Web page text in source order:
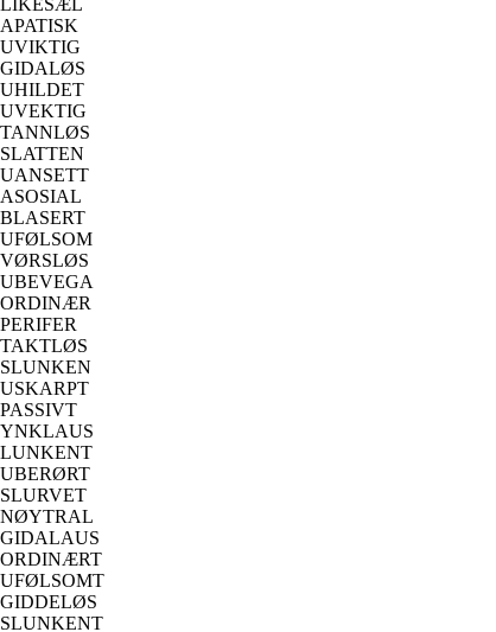
APATISK
UVIKTIG
GIDALØS
UHILDET
UVEKTIG
TANNLØS
SLATTEN
UANSETT
ASOSIAL
BLASERT
UFØLSOM
VØRSLØS
UBEVEGA
ORDINÆR
PERIFER
TAKTLØS
SLUNKEN
USKARPT
PASSIVT
YNKLAUS
LUNKENT
UBERØRT
SLURVET
NØYTRAL
GIDALAUS
ORDINÆRT
UFØLSOMT
GIDDELØS
SLUNKENT